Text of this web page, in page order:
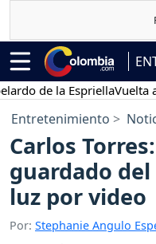
la EspriellaVuelta a
Entretenimiento
Carlos
guardado
luz por video
Por: Stephanie Angulo